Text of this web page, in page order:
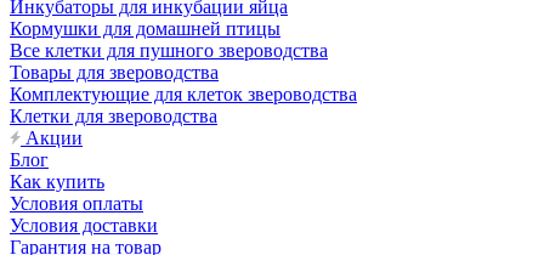
Инкубаторы для инкубации яйца
Кормушки для домашней птицы
Все клетки для пушного звероводства
Товары для звероводства
Комплектующие для клеток звероводства
Клетки для звероводства
Акции
Блог
Как купить
Условия оплаты
Условия доставки
Гарантия на товар